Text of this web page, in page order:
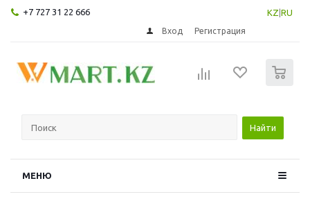
+7 727 31 22 666 KZ RU
Вход Регистрация
Найти
МЕНЮ